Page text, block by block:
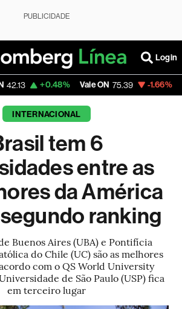
PUBLICIDADE
Login
Vale ON 75.39 -1.66% Itaú PN 41.83
INTERNACIONAL
tem 6
entre as
da América
ranking
Buenos Aires (UBA) e Pontifícia
do Chile (UC) são as melhores
com o QS World University
de São Paulo (USP) fica
em terceiro lugar